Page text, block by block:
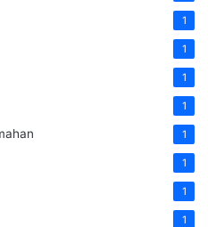
1
1
1
1
1
1
1
1